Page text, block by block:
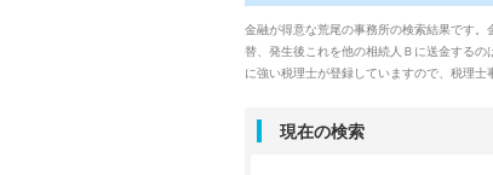
金融が得意な荒尾の事務所の検索結果です
替、発生後これを他の相続人Ｂに送金する
に強い税理士が登録していますので、税理士
現在の検索